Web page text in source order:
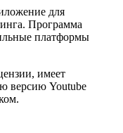
для
Программа
платформы
имеет
версию Youtube